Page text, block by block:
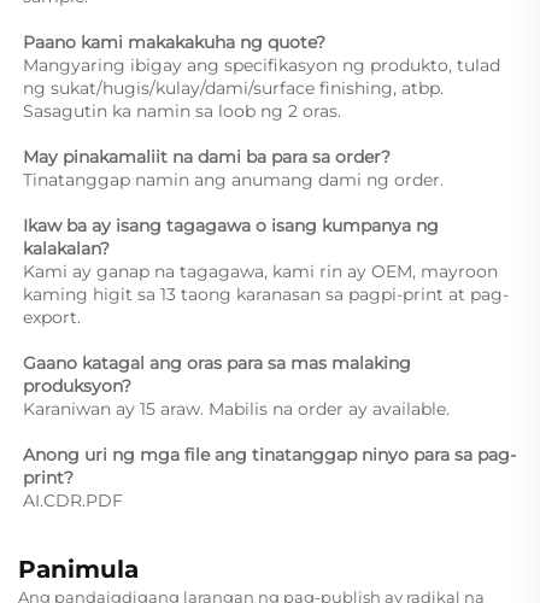
Paano kami makakakuha ng quote?
Mangyaring ibigay ang specifikasyon ng produkto, tulad
ng sukat/hugis/kulay/dami/surface finishing, atbp.
Sasagutin ka namin sa loob ng 2 oras.
May pinakamaliit na dami ba para sa order?
Tinatanggap namin ang anumang dami ng order.
Ikaw ba ay isang tagagawa o isang kumpanya ng
kalakalan?
Kami ay ganap na tagagawa, kami rin ay OEM, mayroon
kaming higit sa 13 taong karanasan sa pagpi-print at pag-
export.
Gaano katagal ang oras para sa mas malaking
produksyon?
Karaniwan ay 15 araw. Mabilis na order ay available.
Anong uri ng mga file ang tinatanggap ninyo para sa pag-
print?
AI.CDR.PDF
Panimula
Ang pandaigdigang larangan ng pag-publish ay radikal na